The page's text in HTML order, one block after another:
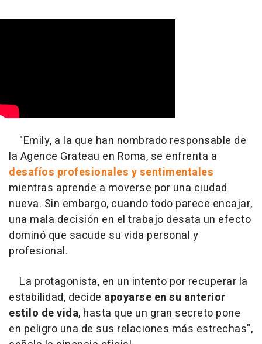
"Emily, a la que han nombrado responsable de
la Agence Grateau en Roma, se enfrenta a
desafíos profesionales y sentimentales
mientras aprende a moverse por una ciudad
nueva. Sin embargo, cuando todo parece encajar,
una mala decisión en el trabajo desata un efecto
dominó que sacude su vida personal y
profesional.
La protagonista, en un intento por recuperar la
estabilidad, decide apoyarse en su anterior
estilo de vida, hasta que un gran secreto pone
en peligro una de sus relaciones más estrechas",